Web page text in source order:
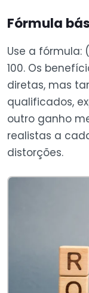
Fórmula
Use a fórmula:
100. Os
diretas, mas
qualificados,
outro ganho
realistas a
distorções.